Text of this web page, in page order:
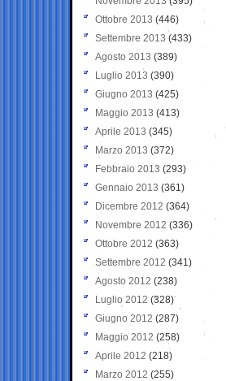
Ottobre 2013 (446)
Settembre 2013 (433)
Agosto 2013 (389)
Luglio 2013 (390)
Giugno 2013 (425)
Maggio 2013 (413)
Aprile 2013 (345)
Marzo 2013 (372)
Febbraio 2013 (293)
Gennaio 2013 (361)
Dicembre 2012 (364)
Novembre 2012 (336)
Ottobre 2012 (363)
Settembre 2012 (341)
Agosto 2012 (238)
Luglio 2012 (328)
Giugno 2012 (287)
Maggio 2012 (258)
Aprile 2012 (218)
Marzo 2012 (255)